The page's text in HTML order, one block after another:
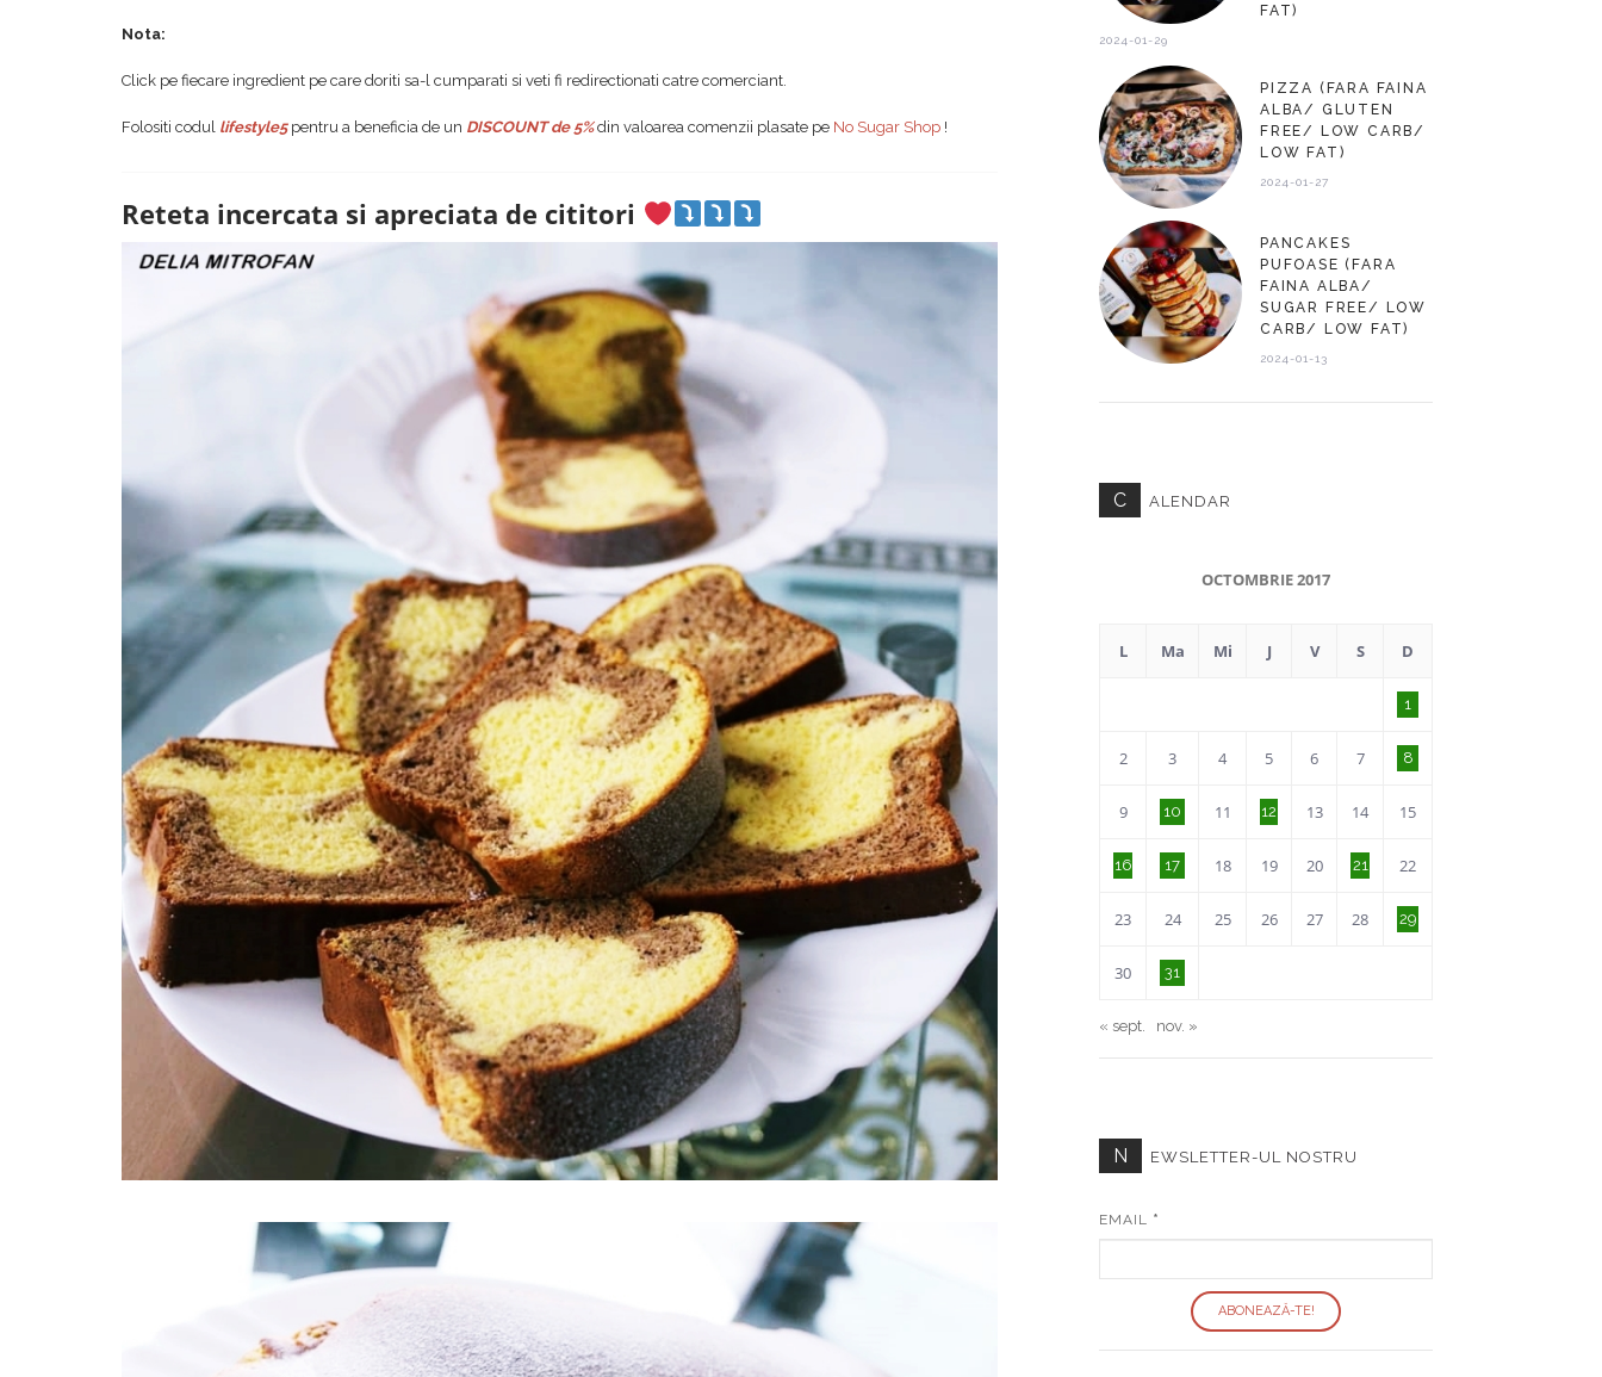
Nota:
Click pe fiecare ingredient pe care doriti sa-l cumparati si veti fi redirectionati catre comerciant.
Folositi codul lifestyle5pentru a beneficia de un DISCOUNT de 5%din valoarea comenzii plasate pe No Sugar Shop !
Reteta incercata si apreciata de cititori
FAT)
2024-01-29
PIZZA (FARA FAINA
ALBA/ GLUTEN
FREE/ LOW CARB/
LOW FAT)
2024-01-27
PANCAKES
PUFOASE (FARA
FAINA ALBA/
SUGAR FREE/ LOW
CARB/ LOW FAT)
2024-01-13
C ALENDAR
OCTOMBRIE 2017
L Ma Mi J V S D
1
2 3 4 5 6 7 8
9 10 11 12 13 14 15
16 17 18 19 20 21 22
23 24 25 26 27 28 29
30 31
« sept. nov. »
N EWSLETTER-UL NOSTRU
EMAIL *